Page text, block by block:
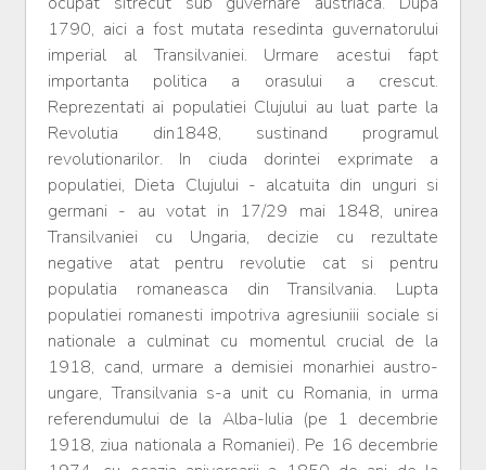
1790, aici a fost mutata resedinta guvernatorului
imperial al Transilvaniei. Urmare acestui fapt
importanta politica a orasului a crescut.
Reprezentati ai populatiei Clujului au luat parte la
Revolutia din1848, sustinand programul
revolutionarilor. In ciuda dorintei exprimate a
populatiei, Dieta Clujului - alcatuita din unguri si
germani - au votat in 17/29 mai 1848, unirea
Transilvaniei cu Ungaria, decizie cu rezultate
negative atat pentru revolutie cat si pentru
populatia romaneasca din Transilvania. Lupta
populatiei romanesti impotriva agresiuniii sociale si
nationale a culminat cu momentul crucial de la
1918, cand, urmare a demisiei monarhiei austro-
ungare, Transilvania s-a unit cu Romania, in urma
referendumului de la Alba-Iulia (pe 1 decembrie
1918, ziua nationala a Romaniei). Pe 16 decembrie